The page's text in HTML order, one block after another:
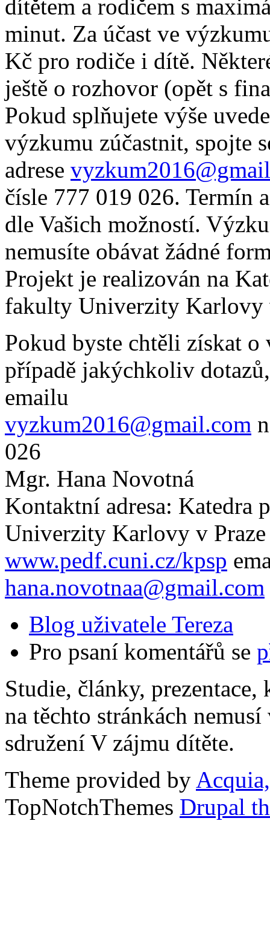
dítětem a rodičem s
minut. Za účast ve
Kč pro rodiče i dítě.
ještě o rozhovor (opět s
Pokud splňujete výše
výzkumu zúčastnit, spojte
adrese
čísle 777 019 026. Termín
dle Vašich možností.
nemusíte obávat žádné
Projekt je realizován na
fakulty Univerzity Karlovy
Pokud byste chtěli získat
případě jakýchkoliv
emailu
vyzkum2016@gmail.com
026
Mgr. Hana Novotná
Kontaktní adresa: Katedra
Univerzity Karlovy v
www.pedf.cuni.cz/kpsp
hana.novotnaa@gmail.com
Blog uživatele Tereza
Pro psaní komentářů se
Studie, články,
na těchto stránkách
sdružení V zájmu dítěte.
Theme provided by
TopNotchThemes Drupal